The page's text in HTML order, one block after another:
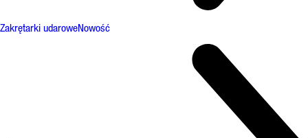
Zakrętarki udaroweNowość